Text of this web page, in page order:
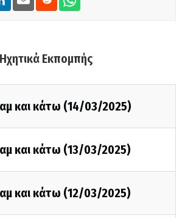
Εκπομπής
και κάτω (14/03/2025)
και κάτω (13/03/2025)
και κάτω (12/03/2025)